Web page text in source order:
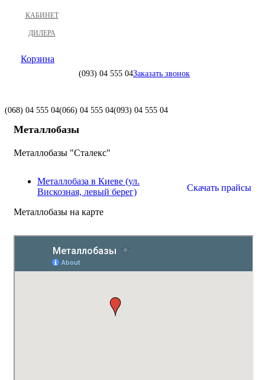
КАБИНЕТ
ДИЛЕРА
Корзина
(093) 04 555 04Заказать звонок
(068) 04 555 04(066) 04 555 04(093) 04 555 04
Металлобазы
Металлобазы "Сталекс"
Скачать прайсы
Металлобаза в Киеве (ул.
Вискозная, левый берег)
Металлобазы на карте